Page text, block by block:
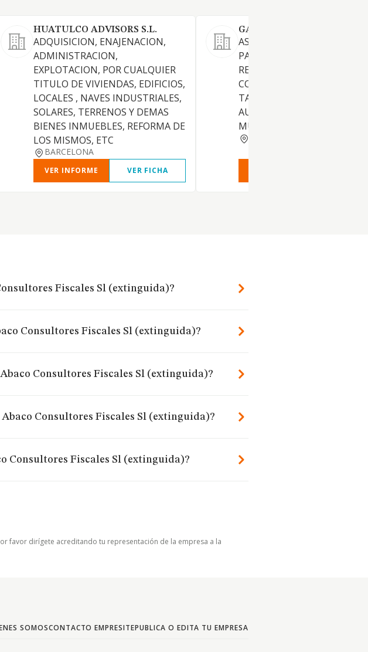
HUATULCO ADVISORS S.L.
ADQUISICION, ENAJENACION,
ADMINISTRACION,
EXPLOTACION, POR CUALQUIER
TITULO DE VIVIENDAS, EDIFICIOS,
LOCALES , NAVES INDUSTRIALES,
SOLARES, TERRENOS Y DEMAS
BIENES INMUEBLES, REFORMA DE
LOS MISMOS, ETC
BARCELONA
VER INFORME VER FICHA
GABINET AT SL
ASESORAMIENTO A
PARTICULARES DE CUANTO
REFIERA A IMPUESTOS
CONTRIBUCIONES
TANTO ESTATALES COMO
AUTONOMICOS,
MUNICIPALES.
Fiscales Sl (extinguida)?
Consultores Fiscales Sl (extinguida)?
Consultores Fiscales Sl (extinguida)?
Consultores Fiscales Sl (extinguida)?
Consultores Fiscales Sl (extinguida)?
favor dirígete acreditando tu representación de la empresa a la
SOMOSCONTACTO EMPRESITEPUBLICA O EDITA TU EMPRESA